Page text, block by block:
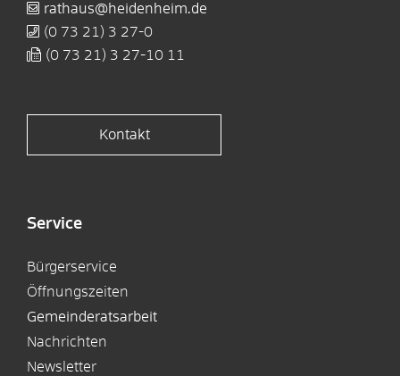
rathaus@heidenheim.de
(0 73 21) 3 27-0
(0 73 21) 3 27-10 11
Kontakt
Service
Bürgerservice
Öffnungszeiten
Gemeinderatsarbeit
Nachrichten
Newsletter